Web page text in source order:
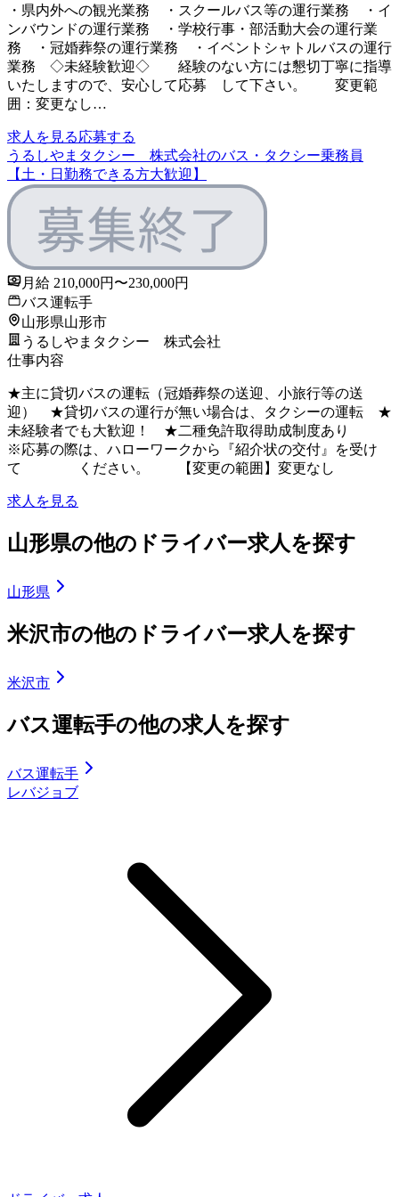
・県内外への観光業務 ・スクールバス等の運行業務 ・イ
ンバウンドの運行業務 ・学校行事・部活動大会の運行業
務 ・冠婚葬祭の運行業務 ・イベントシャトルバスの運行
業務 ◇未経験歓迎◇ 経験のない方には懇切丁寧に指導
いたしますので、安心して応募 して下さい。 変更範
囲：変更なし…
求人を見る応募する
うるしやまタクシー 株式会社のバス・タクシー乗務員
【土・日勤務できる方大歓迎】
月給 210,000円〜230,000円
バス運転手
山形県山形市
うるしやまタクシー 株式会社
仕事内容
★主に貸切バスの運転（冠婚葬祭の送迎、小旅行等の送
迎） ★貸切バスの運行が無い場合は、タクシーの運転 ★
未経験者でも大歓迎！ ★二種免許取得助成制度あり
※応募の際は、ハローワークから『紹介状の交付』を受け
て ください。 【変更の範囲】変更なし
求人を見る
山形県の他のドライバー求人を探す
山形県
米沢市の他のドライバー求人を探す
米沢市
バス運転手の他の求人を探す
バス運転手
レバジョブ